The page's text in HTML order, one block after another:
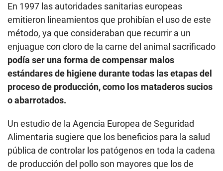
En 1997 las autoridades sanitarias europeas
emitieron lineamientos que prohibían el uso de este
método, ya que consideraban que recurrir a un
enjuague con cloro de la carne del animal sacrificado
podía ser una forma de compensar malos
estándares de higiene durante todas las etapas del
proceso de producción, como los mataderos sucios
o abarrotados.
Un estudio de la Agencia Europea de Seguridad
Alimentaria sugiere que los beneficios para la salud
pública de controlar los patógenos en toda la cadena
de producción del pollo son mayores que los de